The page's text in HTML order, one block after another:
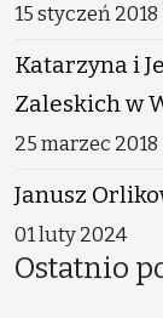
15 styczeń 2018
Katarzyna i
Zaleskich w
25 marzec 2018
Janusz
01 luty 2024
Ostatnio